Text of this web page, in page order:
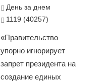
День за днем
1119 (40257)
«Правительство
упорно игнорирует
запрет президента на
создание единых